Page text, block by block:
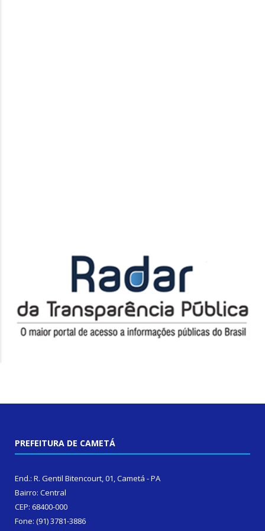
PREFEITURA DE CAMETÁ
End.: R. Gentil Bitencourt, 01, Cametá - PA
Bairro: Central
CEP: 68400-000
Fone: (91) 3781-3886